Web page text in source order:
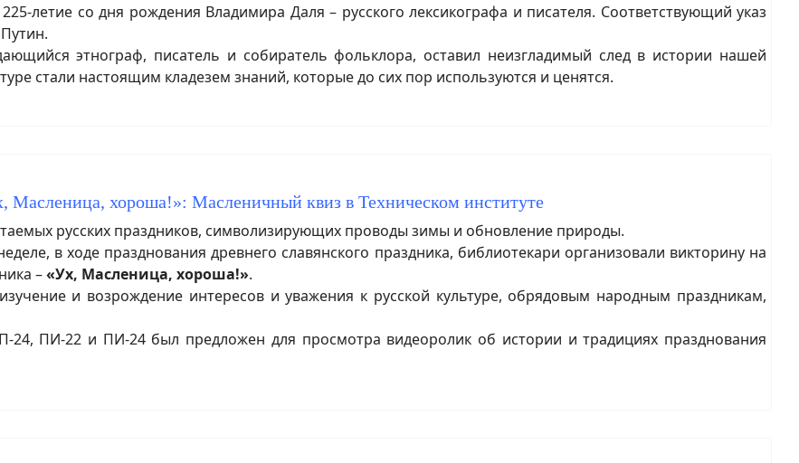
летие со дня рождения Владимира Даля – русского лексикографа и писателя. Соответствующий указ
этнограф, писатель и собиратель фольклора, оставил неизгладимый след в истории нашей
стали настоящим кладезем знаний, которые до сих пор используются и ценятся.
Масленица, хороша!»: Масленичный квиз в Техническом институте
русских праздников, символизирующих проводы зимы и обновление природы.
в ходе празднования древнего славянского праздника, библиотекари организовали викторину на
–«Ух, Масленица, хороша!».
и возрождение интересов и уважения к русской культуре, обрядовым народным праздникам,
ПИ-22 и ПИ-24 был предложен для просмотра видеоролик об истории и традициях празднования